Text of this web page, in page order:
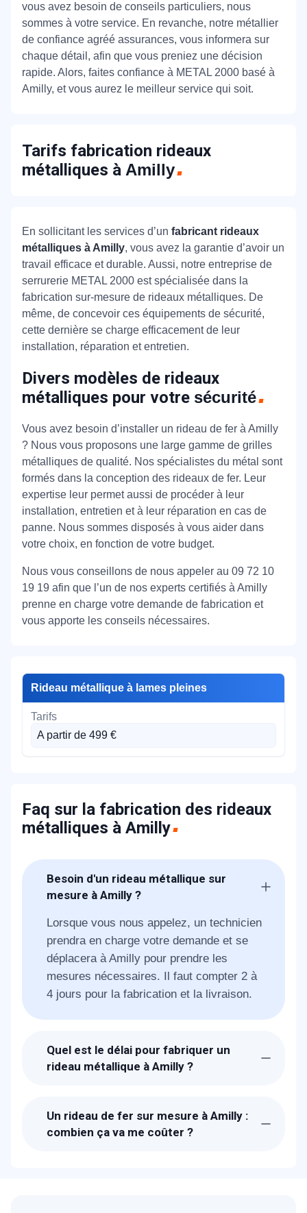
vous avez besoin de conseils particuliers, nous
sommes à votre service. En revanche, notre métallier
de confiance agréé assurances, vous informera sur
chaque détail, afin que vous preniez une décision
rapide. Alors, faites confiance à METAL 2000 basé à
Amilly, et vous aurez le meilleur service qui soit.
Tarifs fabrication rideaux
métalliques à Amilly
En sollicitant les services d’un fabricant rideaux
métalliques à Amilly, vous avez la garantie d’avoir un
travail efficace et durable. Aussi, notre entreprise de
serrurerie METAL 2000 est spécialisée dans la
fabrication sur-mesure de rideaux métalliques. De
même, de concevoir ces équipements de sécurité,
cette dernière se charge efficacement de leur
installation, réparation et entretien.
Divers modèles de rideaux
métalliques pour votre sécurité
Vous avez besoin d’installer un rideau de fer à Amilly
? Nous vous proposons une large gamme de grilles
métalliques de qualité. Nos spécialistes du métal sont
formés dans la conception des rideaux de fer. Leur
expertise leur permet aussi de procéder à leur
installation, entretien et à leur réparation en cas de
panne. Nous sommes disposés à vous aider dans
votre choix, en fonction de votre budget.
Nous vous conseillons de nous appeler au 09 72 10
19 19 afin que l’un de nos experts certifiés à Amilly
prenne en charge votre demande de fabrication et
vous apporte les conseils nécessaires.
Rideau métallique à lames pleines
A partir de 499 €
Faq sur la fabrication des rideaux
métalliques à Amilly
Besoin d'un rideau métallique sur
mesure à Amilly ?
Lorsque vous nous appelez, un technicien
prendra en charge votre demande et se
déplacera à Amilly pour prendre les
mesures nécessaires. Il faut compter 2 à
4 jours pour la fabrication et la livraison.
Quel est le délai pour fabriquer un
rideau métallique à Amilly ?
vous à Amilly dans la journée. Il faut
compter deux jours pour la fabrication et
Un rideau de fer sur mesure à Amilly :
combien ça va me coûter ?